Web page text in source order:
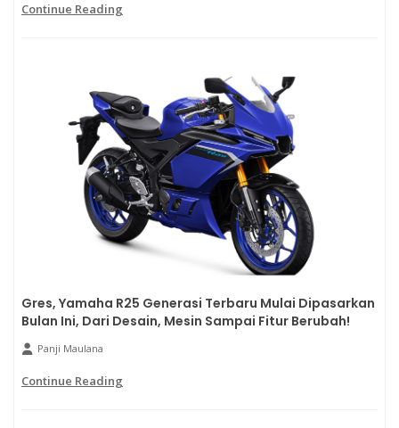
Continue Reading
Gres, Yamaha R25 Generasi Terbaru Mulai Dipasarkan
Bulan Ini, Dari Desain, Mesin Sampai Fitur Berubah!
Panji Maulana
Continue Reading